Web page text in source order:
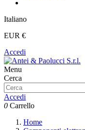
Italiano
EUR €
Accedi
Menu
Cerca
Accedi
0 Carrello
Home